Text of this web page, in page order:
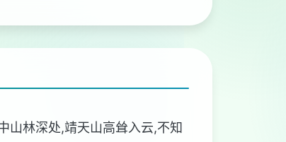
山林深处,靖天山高耸入云,不知